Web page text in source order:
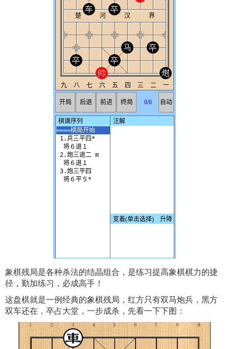
象棋残局是各种杀法的结晶组合，是练习提高象棋棋力的捷
径，勤加练习，必成高手！
这盘棋就是一例经典的象棋残局，红方只有双马炮兵，黑方
双车还在，卒占大堂，一步成杀，先看一下下图：